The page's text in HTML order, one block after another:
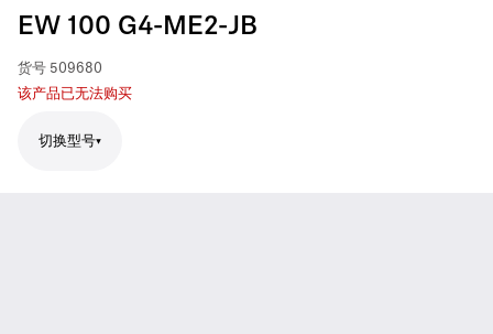
EW 100 G4-ME2-JB
货号 509680
该产品已无法购买
切换型号